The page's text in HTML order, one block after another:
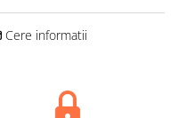
Cere informatii